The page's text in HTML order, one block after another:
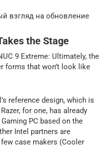
взгляд на обновление
the Stage
9 Extreme: Ultimately, the
forms that won’t look like
reference design, which is
for one, has already
PC based on the
Intel partners are
case makers (Cooler